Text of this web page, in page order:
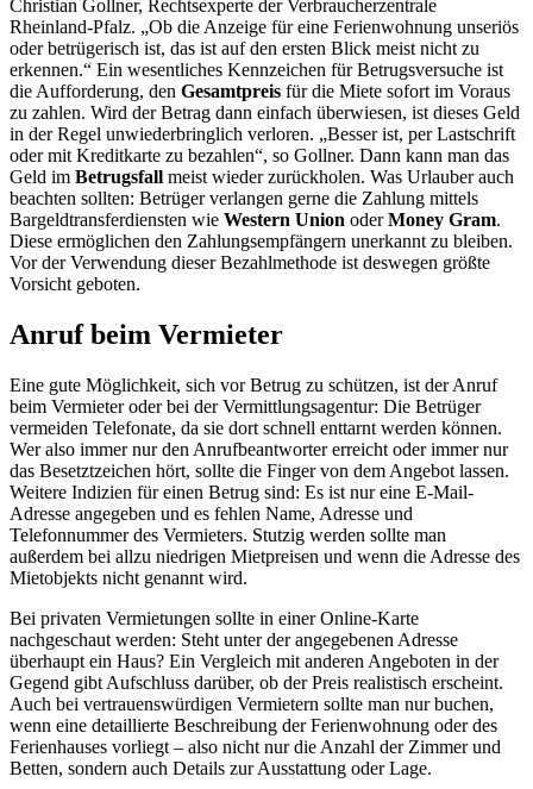
Christian Gollner, Rechtsexperte der Verbraucherzentrale
Rheinland-Pfalz. „Ob die Anzeige für eine Ferienwohnung unseriös
oder betrügerisch ist, das ist auf den ersten Blick meist nicht zu
erkennen.“ Ein wesentliches Kennzeichen für Betrugsversuche ist
die Aufforderung, den Gesamtpreis für die Miete sofort im Voraus
zu zahlen. Wird der Betrag dann einfach überwiesen, ist dieses Geld
in der Regel unwiederbringlich verloren. „Besser ist, per Lastschrift
oder mit Kreditkarte zu bezahlen“, so Gollner. Dann kann man das
Geld im Betrugsfall meist wieder zurückholen. Was Urlauber auch
beachten sollten: Betrüger verlangen gerne die Zahlung mittels
Bargeldtransferdiensten wie Western Union oderMoney Gram.
Diese ermöglichen den Zahlungsempfängern unerkannt zu bleiben.
Vor der Verwendung dieser Bezahlmethode ist deswegen größte
Vorsicht geboten.
Anruf beim Vermieter
Eine gute Möglichkeit, sich vor Betrug zu schützen, ist der Anruf
beim Vermieter oder bei der Vermittlungsagentur: Die Betrüger
vermeiden Telefonate, da sie dort schnell enttarnt werden können.
Wer also immer nur den Anrufbeantworter erreicht oder immer nur
das Besetztzeichen hört, sollte die Finger von dem Angebot lassen.
Weitere Indizien für einen Betrug sind: Es ist nur eine E-Mail-
Adresse angegeben und es fehlen Name, Adresse und
Telefonnummer des Vermieters. Stutzig werden sollte man
außerdem bei allzu niedrigen Mietpreisen und wenn die Adresse des
Mietobjekts nicht genannt wird.
Bei privaten Vermietungen sollte in einer Online-Karte
nachgeschaut werden: Steht unter der angegebenen Adresse
überhaupt ein Haus? Ein Vergleich mit anderen Angeboten in der
Gegend gibt Aufschluss darüber, ob der Preis realistisch erscheint.
Auch bei vertrauenswürdigen Vermietern sollte man nur buchen,
wenn eine detaillierte Beschreibung der Ferienwohnung oder des
Ferienhauses vorliegt – also nicht nur die Anzahl der Zimmer und
Betten, sondern auch Details zur Ausstattung oder Lage.